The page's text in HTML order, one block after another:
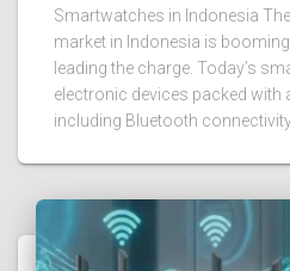
Smartwatches in Indonesia
market in Indonesia is
leading the charge. Today’s
electronic devices packed with
including Bluetooth